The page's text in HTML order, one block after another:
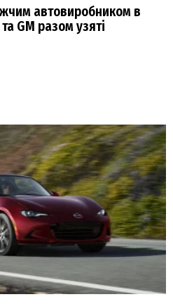
автовиробником в
GM разом узяті